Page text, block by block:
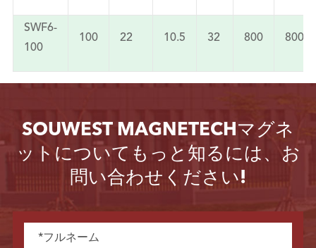
SWF6-
100
100 22 10.5 32 800 800
SOUWEST MAGNETECHマグネ
ットについてもっと知るには、お
問い合わせください!